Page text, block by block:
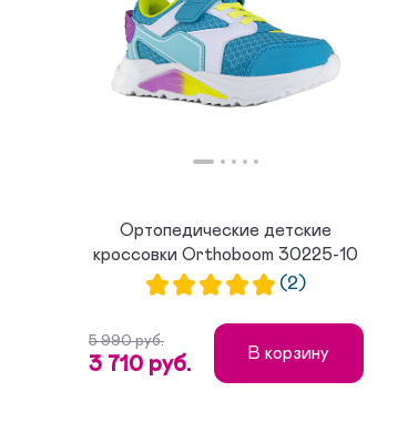
Ортопедические детские
кроссовки Orthoboom 30225-10
бирюзо...
(2)
5 990 руб.
3 710 руб. В корзину